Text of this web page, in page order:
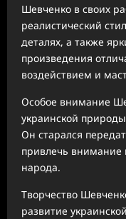
Шевченко в своих
реалистический
деталях, а также
произведения
воздействием и
Особое внимание
украинской
Он старался
привлечь внимание
народа.
Творчество
развитие